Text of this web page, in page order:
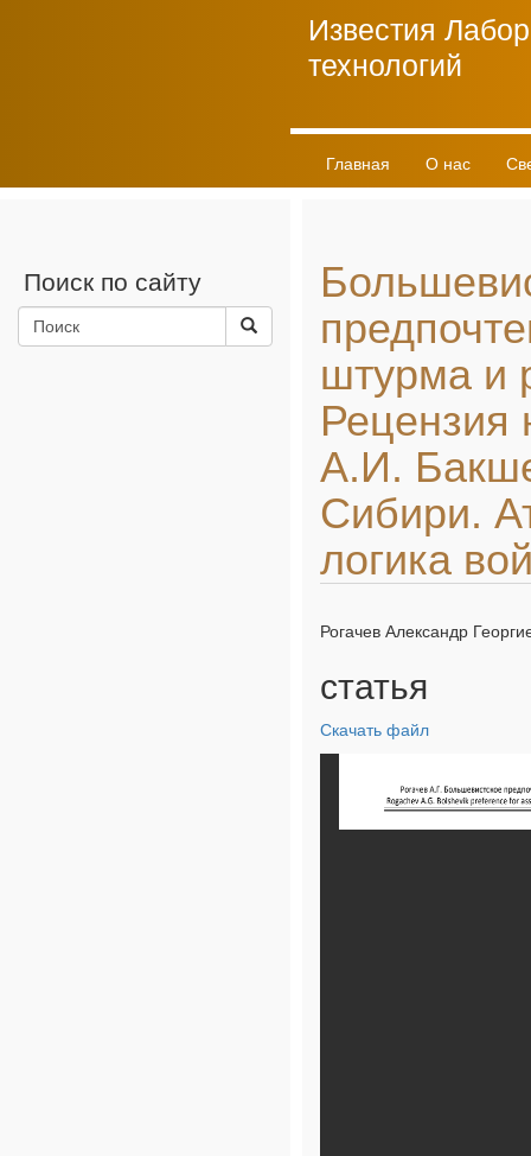
Известия
технологий
Главная О нас
Поиск по сайту
штурма и
А.И.
Сибири.
логика
Рогачев Александр
статья
Скачать файл